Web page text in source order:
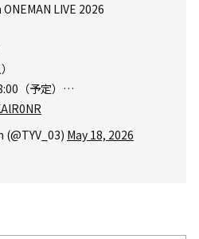
LIVE 2026
（予定）…
May 18, 2026